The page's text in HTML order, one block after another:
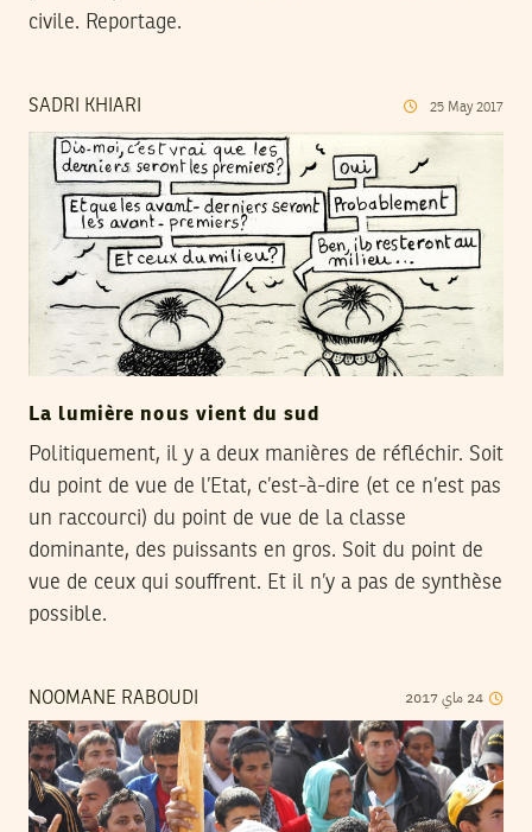
civile. Reportage.
SADRI KHIARI 25 May 2017
La lumière nous vient du sud
Politiquement, il y a deux manières de réfléchir. Soit
du point de vue de l’Etat, c’est-à-dire (et ce n’est pas
un raccourci) du point de vue de la classe
dominante, des puissants en gros. Soit du point de
vue de ceux qui souffrent. Et il n’y a pas de synthèse
possible.
NOOMANE RABOUDI 24 ماي2017